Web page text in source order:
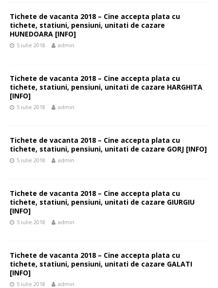
Tichete de vacanta 2018 – Cine accepta plata cu
tichete, statiuni, pensiuni, unitati de cazare
HUNEDOARA [INFO]
5 iulie 2018 admin
Tichete de vacanta 2018 – Cine accepta plata cu
tichete, statiuni, pensiuni, unitati de cazare HARGHITA
[INFO]
5 iulie 2018 admin
Tichete de vacanta 2018 – Cine accepta plata cu
tichete, statiuni, pensiuni, unitati de cazare GORJ [INFO]
5 iulie 2018 admin
Tichete de vacanta 2018 – Cine accepta plata cu
tichete, statiuni, pensiuni, unitati de cazare GIURGIU
[INFO]
5 iulie 2018 admin
Tichete de vacanta 2018 – Cine accepta plata cu
tichete, statiuni, pensiuni, unitati de cazare GALATI
[INFO]
5 iulie 2018 admin